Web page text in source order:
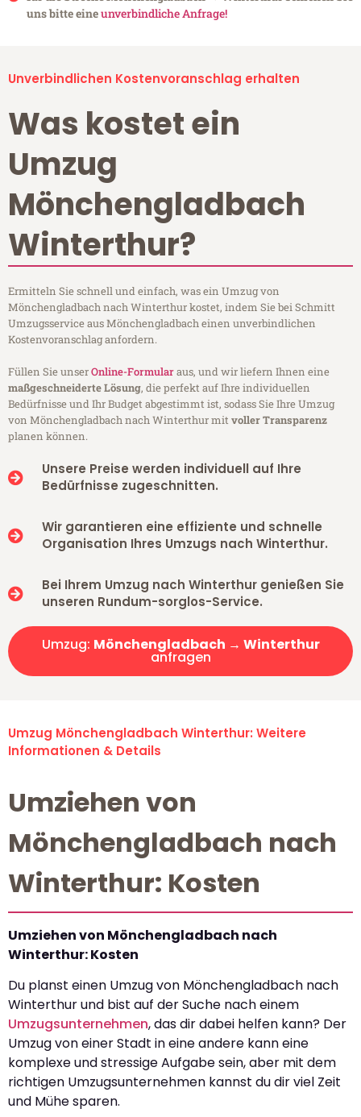
uns bitte eineunverbindliche Anfrage!
Unverbindlichen Kostenvoranschlag erhalten
Was kostet ein
Umzug
Mönchengladbach
Winterthur?
Ermitteln Sie schnell und einfach, was ein Umzug von
Mönchengladbach nach Winterthur kostet, indem Sie bei Schmitt
Umzugsservice aus Mönchengladbach einen unverbindlichen
Kostenvoranschlag anfordern.
Füllen Sie unserOnline-Formularaus, und wir liefern Ihnen eine
maßgeschneiderte Lösung, die perfekt auf Ihre individuellen
Bedürfnisse und Ihr Budget abgestimmt ist, sodass Sie Ihre Umzug
von Mönchengladbach nach Winterthur mitvoller Transparenz
planen können.
Unsere Preise werden individuell auf Ihre
Bedürfnisse zugeschnitten.
Wir garantieren eine effiziente und schnelle
Organisation Ihres Umzugs nach Winterthur.
Bei Ihrem Umzug nach Winterthur genießen Sie
unseren Rundum-sorglos-Service.
Umzug: Mönchengladbach → Winterthur
anfragen
Umzug Mönchengladbach Winterthur: Weitere
Informationen & Details
Umziehen von
Mönchengladbach nach
Winterthur: Kosten
Umziehen von Mönchengladbach nach
Winterthur: Kosten
Du planst einen Umzug von Mönchengladbach nach
Winterthur und bist auf der Suche nach einem
Umzugsunternehmen, das dir dabei helfen kann? Der
Umzug von einer Stadt in eine andere kann eine
komplexe und stressige Aufgabe sein, aber mit dem
richtigen Umzugsunternehmen kannst du dir viel Zeit
und Mühe sparen.